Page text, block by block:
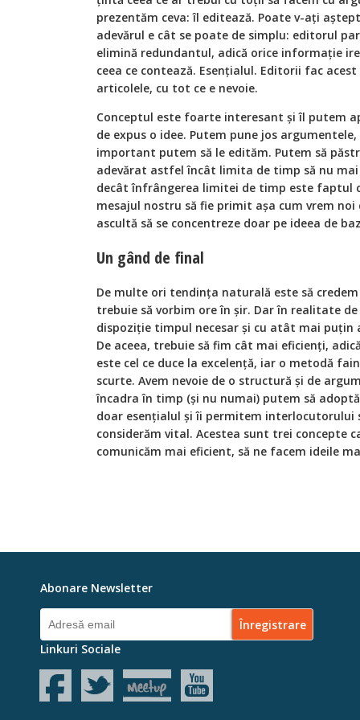
prezentăm ceva: îl editează. Poate v-ați
adevărul e cât se poate de simplu: editorul
elimină redundantul, adică orice informație
ceea ce contează. Esențialul. Editorii fac
articolele, cu tot ce e nevoie.
Conceptul este foarte interesant și îl putem
de expus o idee. Putem pune jos
important putem să le edităm. Putem să
adevărat astfel încât limita de timp să nu
decât înfrângerea limitei de timp este faptul
mesajul nostru să fie primit așa cum vrem noi
ascultă să se concentreze doar pe ideea de
Un gând de final
De multe ori tendința naturală este să
trebuie să vorbim ore în șir. Dar în realitate
dispoziție timpul necesar și cu atât mai puțin
De aceea, trebuie să fim cât mai eficienți,
este cel ce duce la excelență, iar o metodă
scurte. Avem nevoie de o structură și de
încadra în timp (și nu numai) putem să
doar esențialul și îi permitem interlocutorului
considerăm vital. Acestea sunt trei concepte
comunicăm mai eficient, să ne facem ideile
Abonare Newsletter
Linkuri Sociale